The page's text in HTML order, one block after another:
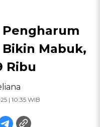
Pengharum
Mabuk,
Ribu
| 10:35 WIB